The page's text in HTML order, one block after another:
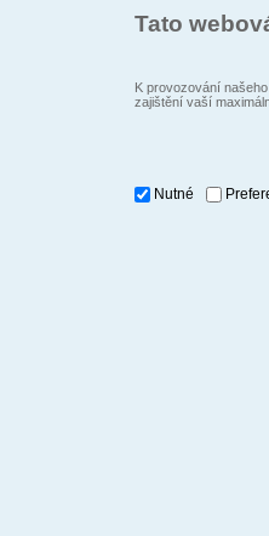
Tato
K provozování
zajištění vaší
Nutné